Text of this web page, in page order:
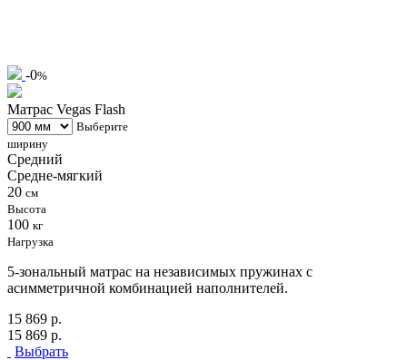
-0%
Матрас Vegas Flash
Выберите
ширину
Средний
Средне-мягкий
20 см
Высота
100 кг
Нагрузка
5-зональный матрас на независимых пружинах с
асимметричной комбинацией наполнителей.
15 869 р.
15 869 р.
Выбрать